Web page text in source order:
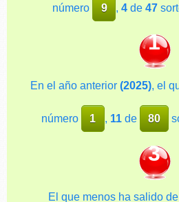
número 9 , 4de 47
1
En el año anterior (2025), el
número 1 , 11de 80
3
El que menos ha salido